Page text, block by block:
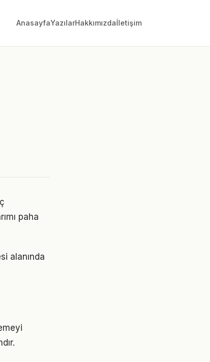
AnasayfaYazılarHakkımızdaİletişim
paha
alanında